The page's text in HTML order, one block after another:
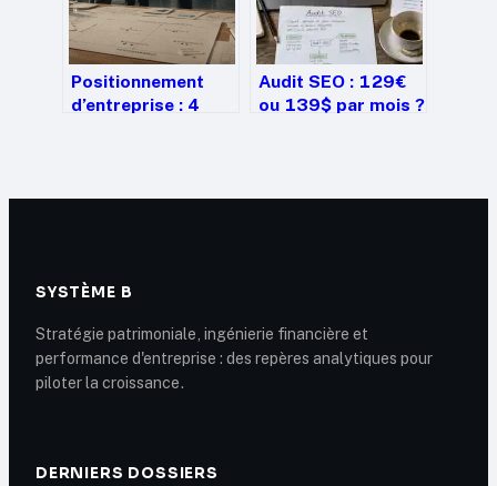
Positionnement
d’entreprise : 4
concurrents
Audit SEO : 129€
ou 139$ par mois ?
SYSTÈME B
Stratégie patrimoniale, ingénierie financière et
performance d'entreprise : des repères analytiques pour
piloter la croissance.
DERNIERS DOSSIERS